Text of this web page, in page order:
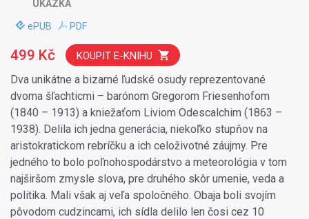
UKÁZKA
ePUB PDF
Dva unikátne a bizarné ľudské osudy reprezentované
dvoma šľachticmi – barónom Gregorom Friesenhofom
(1840 – 1913) a kniežaťom Liviom Odescalchim (1863 –
1938). Delila ich jedna generácia, niekoľko stupňov na
aristokratickom rebríčku a ich celoživotné záujmy. Pre
jedného to bolo poľnohospodárstvo a meteorológia v tom
najširšom zmysle slova, pre druhého skôr umenie, veda a
politika. Mali však aj veľa spoločného. Obaja boli svojím
pôvodom cudzincami, ich sídla delilo len čosi cez 10
499 Kč KOUPIT E-KNIHU